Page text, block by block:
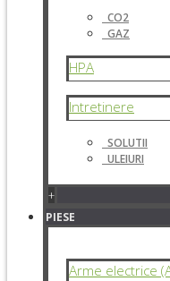
CO2
GAZ
HPA
Intretinere
SOLUTII
ULEIURI
+
PIESE
Arme electrice